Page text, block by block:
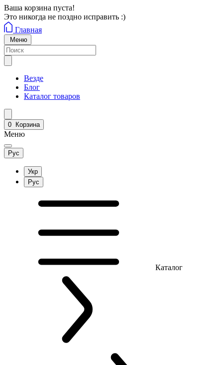
Ваша корзина пуста!
Это никогда не поздно исправить :)
Главная
Меню
Везде
Блог
Каталог товаров
0 Корзина
Меню
Рус
Укр
Рус
Каталог